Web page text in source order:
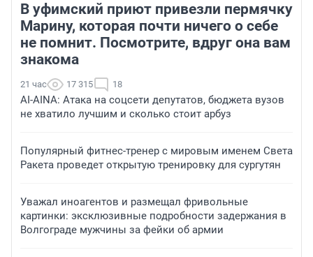
В уфимский приют привезли пермячку
Марину, которая почти ничего о себе
не помнит. Посмотрите, вдруг она вам
знакома
21 час 17 315 18
AI-AINA: Атака на соцсети депутатов, бюджета вузов
не хватило лучшим и сколько стоит арбуз
Популярный фитнес-тренер с мировым именем Света
Ракета проведет открытую тренировку для сургутян
Уважал иноагентов и размещал фривольные
картинки: эксклюзивные подробности задержания в
Волгограде мужчины за фейки об армии